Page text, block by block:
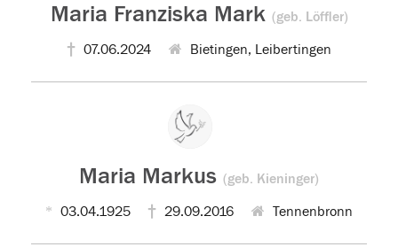
Maria Franziska Mark (geb. Löffler)
07.06.2024 Bietingen, Leibertingen
Maria Markus (geb. Kieninger)
03.04.1925 29.09.2016 Tennenbronn